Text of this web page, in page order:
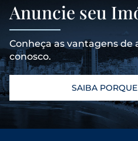
Anuncie seu
Conheça as vantagens de
conosco.
SAIBA